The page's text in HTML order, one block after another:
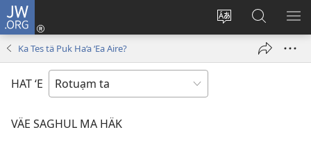
JW.ORG
Jen
Log
window)
Ao
se
JW.ORG
Ka Tes tä Puk Ha‘a ‘Ea Aire?
HAT ‘E
VÄE SAGHUL MA HÄK